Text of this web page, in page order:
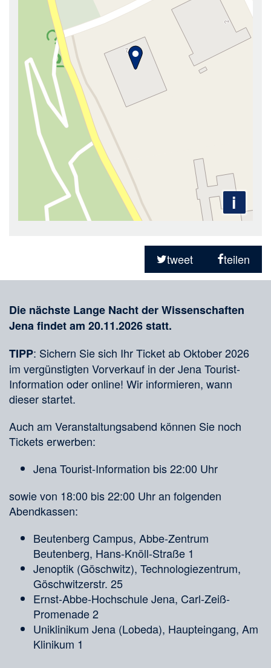
i
tweet
teilen
Die nächste Lange Nacht der Wissenschaften
Jena findet am 20.11.2026 statt.
TIPP: Sichern Sie sich Ihr Ticket ab Oktober 2026
im vergünstigten Vorverkauf in der Jena Tourist-
Information oder online! Wir informieren, wann
dieser startet.
Auch am Veranstaltungsabend können Sie noch
Tickets erwerben:
Jena Tourist-Information bis 22:00 Uhr
sowie von 18:00 bis 22:00 Uhr an folgenden
Abendkassen:
Beutenberg Campus, Abbe-Zentrum
Beutenberg, Hans-Knöll-Straße 1
Jenoptik (Göschwitz), Technologiezentrum,
Göschwitzerstr. 25
Ernst-Abbe-Hochschule Jena, Carl-Zeiß-
Promenade 2
Uniklinikum Jena (Lobeda), Haupteingang, Am
Klinikum 1